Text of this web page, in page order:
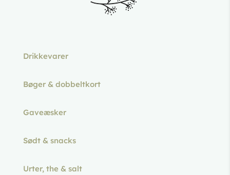
Drikkevarer
Bøger & dobbeltkort
Gaveæsker
Sødt & snacks
Urter, the & salt